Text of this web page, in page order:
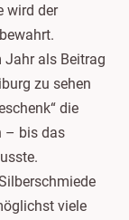
wird der
Jahr als Beitrag
zu sehen
die
– bis das
viele